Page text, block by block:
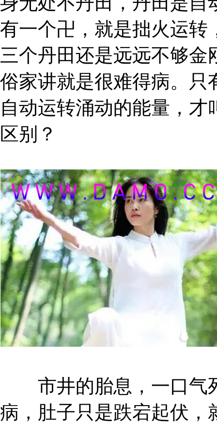
有一个卍，就是拙火运转
三个丹田还是远远不够
俗家讲就是很难得病。只
自动运转涌动的能量，
区别？
市井的胎息，一口气
病，肚子只是跌宕起伏，